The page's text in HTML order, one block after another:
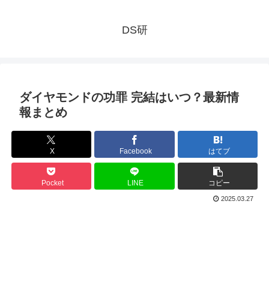
DS研
ダイヤモンドの功罪 完結はいつ？最新情
報まとめ
X Facebook はてブ
Pocket LINE コピー
2025.03.27